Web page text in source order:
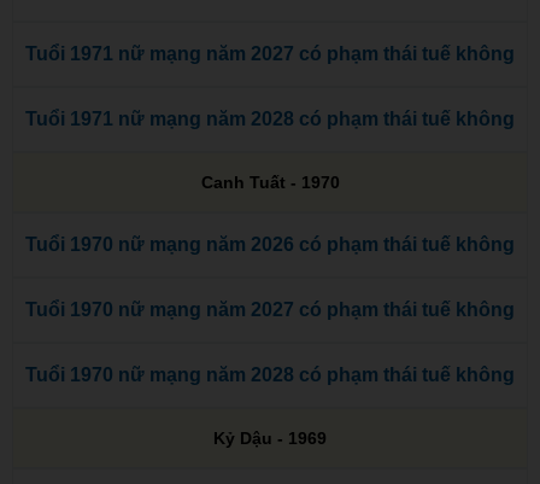
Tuổi 1971 nữ mạng năm 2027 có phạm thái tuế không
Tuổi 1971 nữ mạng năm 2028 có phạm thái tuế không
Canh Tuất - 1970
Tuổi 1970 nữ mạng năm 2026 có phạm thái tuế không
Tuổi 1970 nữ mạng năm 2027 có phạm thái tuế không
Tuổi 1970 nữ mạng năm 2028 có phạm thái tuế không
Kỷ Dậu - 1969